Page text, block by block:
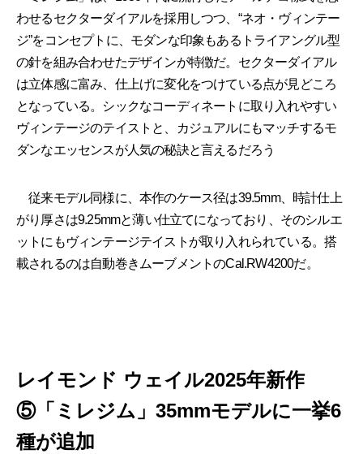
わせるセクターダイアルを採用しつつ、“ネオ・ヴィンテー
ジ”をコンセプトに、モダンな印象もあるトライアングル型
の針を組み合わせたデザインが特徴だ。セクターダイアル
は立体感に富み、仕上げに変化をつけている点が見どころ
となっている。シックなコーディネートに取り入れやすい
ヴィンテージのテイストと、カジュアルにもマッチするモ
ダンなエッセンスが人気の秘訣と言えるだろう
従来モデル同様に、本作のケース径は39.5mm、時計仕上
がり厚さは9.25mmと薄い仕立てになっており、そのシルエ
ットにもヴィンテージテイストが取り入れられている。搭
載されるのは自動巻きムーブメントのCal.RW4200だ。
レイモンド ウェイル2025年新作
⑤「ミレジム」35mmモデルに一挙6
種が追加